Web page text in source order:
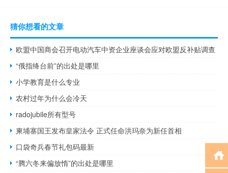
猜你想看的文章
欧盟中国商会召开电动汽车中资企业座谈会应对欧盟反补贴调查
“俄指绛台前”的出处是哪里
小学教育是什么专业
农村过年为什么会冷天
radojubile所有型号
柬埔寨国王发布皇家法令 正式任命洪玛奈为新任首相
口袋奇兵春节礼包码最新
“腾六冬来偏放惰”的出处是哪里